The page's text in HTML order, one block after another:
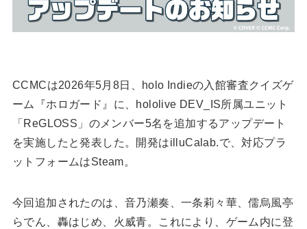
CCMCは2026年5月8日、holo Indieの入館審査クイズゲ
ーム『ホロガード』に、hololive DEV_IS所属ユニット
「ReGLOSS」のメンバー5名を追加するアップデート
を実施したと発表した。開発はilluCalab.で、対応プラ
ットフォームはSteam。
今回追加されたのは、音乃瀬奏、一条莉々華、儒烏風亭
らでん、轟はじめ、火威青。これにより、ゲーム内に登